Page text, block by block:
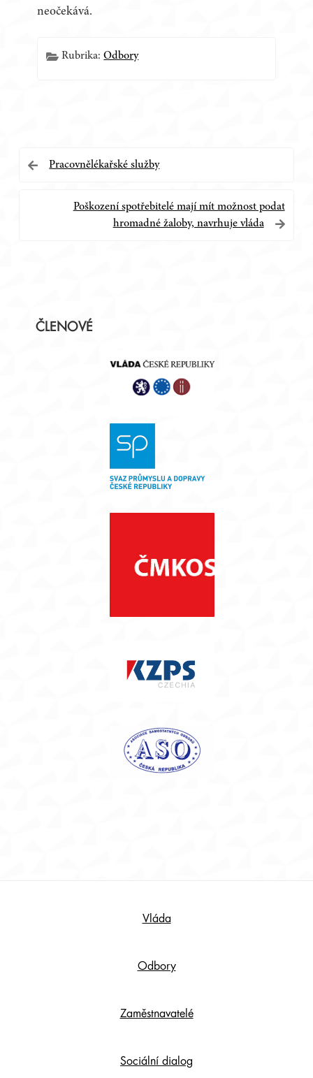
neočekává.
Rubrika:Odbory
Navigace
Pracovnělékařské služby
Poškození spotřebitelé mají mít možnost podat
hromadné žaloby, navrhuje vláda
ČLENOVÉ
Vláda
Odbory
Zaměstnavatelé
Sociální dialog